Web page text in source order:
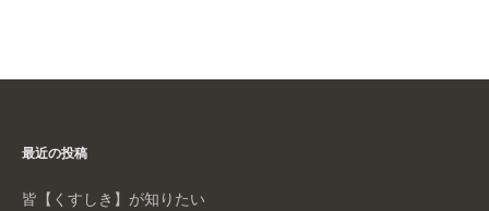
最近の投稿
皆【くすしき】が知りたい